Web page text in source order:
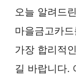
오늘 알려드
마을금고카
가장 합리적
길 바랍니다.